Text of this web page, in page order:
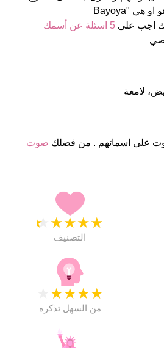
5 اسئلة عن أسمك
صوت
★
★
★
★
★
التصنيف
★
★
★
★
من السهل تذكره